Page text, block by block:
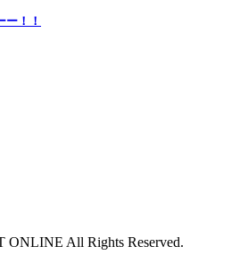
！！
All Rights Reserved.